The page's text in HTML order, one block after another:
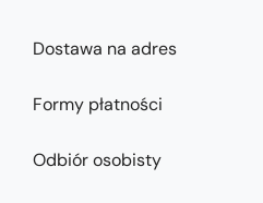
Dostawa na adres
Formy płatności
Odbiór osobisty